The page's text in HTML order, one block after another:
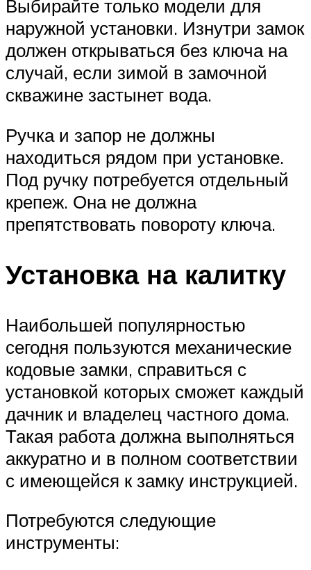
Выбирайте только модели для
наружной установки. Изнутри замок
должен открываться без ключа на
случай, если зимой в замочной
скважине застынет вода.
Ручка и запор не должны
находиться рядом при установке.
Под ручку потребуется отдельный
крепеж. Она не должна
препятствовать повороту ключа.
Установка на калитку
Наибольшей популярностью
сегодня пользуются механические
кодовые замки, справиться с
установкой которых сможет каждый
дачник и владелец частного дома.
Такая работа должна выполняться
аккуратно и в полном соответствии
с имеющейся к замку инструкцией.
Потребуются следующие
инструменты: